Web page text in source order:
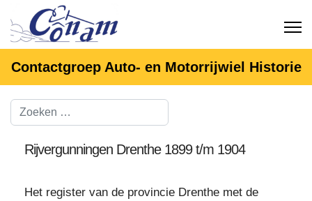
Contactgroep Auto- en Motorrijwiel Historie
Rijvergunningen Drenthe 1899 t/m 1904
Het register van de provincie Drenthe met de